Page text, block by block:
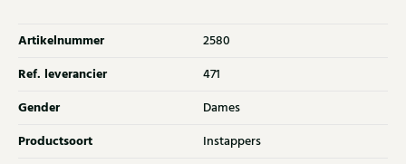
Artikelnummer 2580
Ref. leverancier 471
Gender Dames
Productsoort Instappers